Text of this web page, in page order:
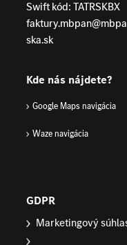
Swift kód: TATRSKBX
ska.sk
Kde nás nájdete?
Google Maps navigácia
Waze navigácia
GDPR
Marketingový